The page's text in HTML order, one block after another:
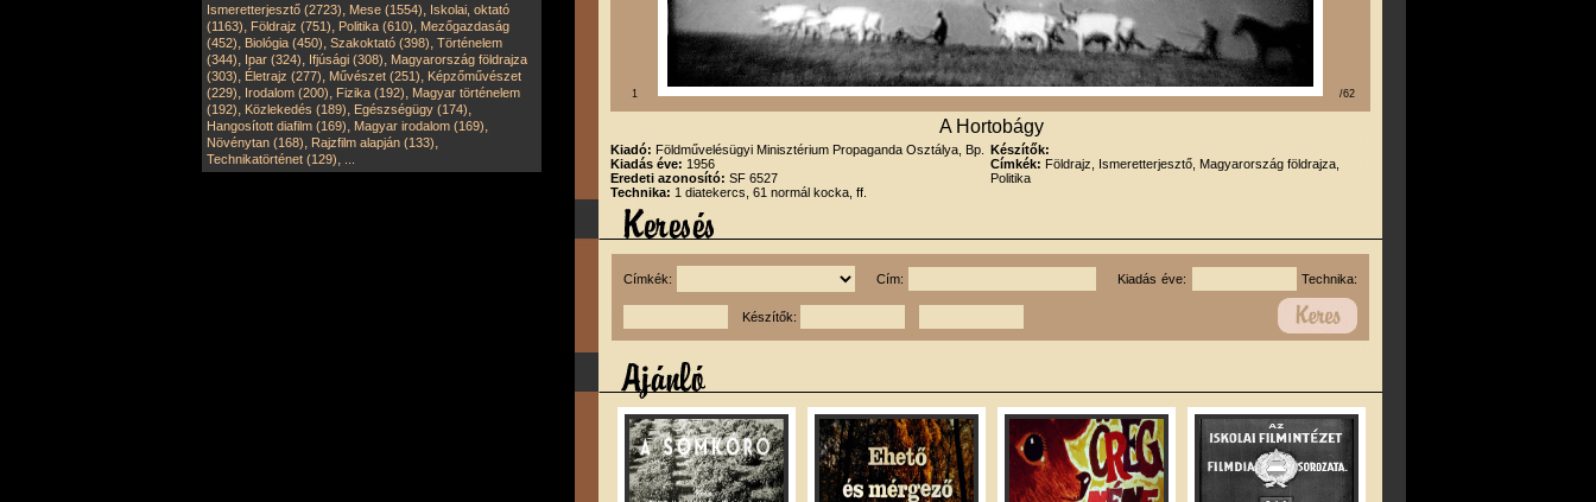
Ismeretterjesztő (2723), Mese (1554), Iskolai, oktató
(1163), Földrajz (751), Politika (610), Mezőgazdaság
(452), Biológia (450), Szakoktató (398), Történelem
(344), Ipar (324), Ifjúsági (308), Magyarország földrajza
(303), Életrajz (277), Művészet (251), Képzőművészet
(229), Irodalom (200), Fizika (192), Magyar történelem
(192), Közlekedés (189), Egészségügy (174),
Hangosított diafilm (169), Magyar irodalom (169),
Növénytan (168), Rajzfilm alapján (133),
Technikatörténet (129),
1 /62
A Hortobágy
Kiadó: Földművelésügyi Minisztérium Propaganda Osztálya, Bp.
Kiadás éve: 1956
Eredeti azonosító: SF 6527
Technika: 1 diatekercs, 61 normál kocka, ff.
Készítők:
Címkék: Földrajz, Ismeretterjesztő, Magyarország földrajza,
Politika
Címkék: Cím: Kiadás éve: Technika:
Készítők: